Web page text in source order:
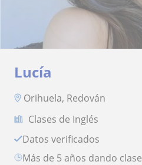
Lucía
Orihuela, Redován
Clases de Inglés
Datos verificados
más de 5 años dando clase